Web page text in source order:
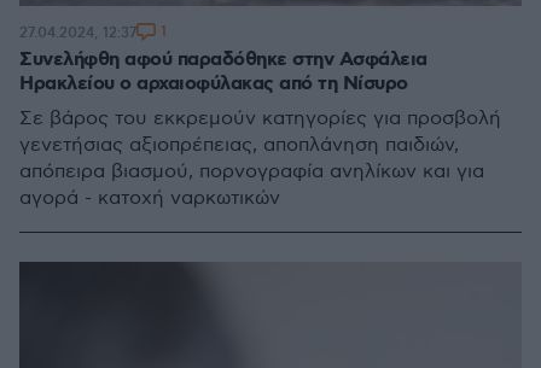
Συνελήφθη αφού παραδόθηκε στην Ασφάλεια
Ηρακλείου ο αρχαιοφύλακας από τη Νίσυρο
Σε βάρος του εκκρεμούν κατηγορίες για προσβολή
γενετήσιας αξιοπρέπειας, αποπλάνηση παιδιών,
απόπειρα βιασμού, πορνογραφία ανηλίκων και για
αγορά - κατοχή ναρκωτικών
27.04.2024, 12:37 1